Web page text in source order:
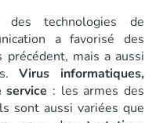
des technologies de
a favorisé des
précédent, mais a aussi
Virus informatiques,
: les armes des
sont aussi variées que